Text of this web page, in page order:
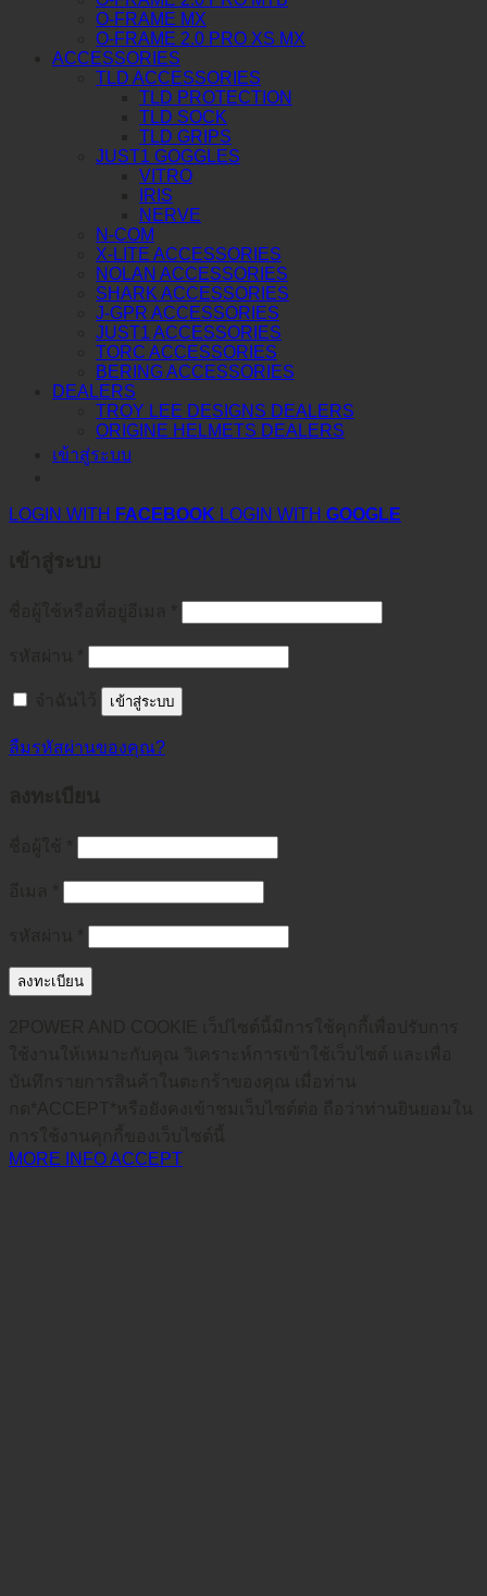
O-FRAME MX
O-FRAME 2.0 PRO XS MX
ACCESSORIES
TLD ACCESSORIES
TLD PROTECTION
TLD SOCK
TLD GRIPS
JUST1 GOGGLES
VITRO
IRIS
NERVE
N-COM
X-LITE ACCESSORIES
NOLAN ACCESSORIES
SHARK ACCESSORIES
J-GPR ACCESSORIES
JUST1 ACCESSORIES
TORC ACCESSORIES
BERING ACCESSORIES
DEALERS
TROY LEE DESIGNS DEALERS
ORIGINE HELMETS DEALERS
เข้าสู่ระบบ
LOGIN WITH FACEBOOK LOGIN WITH GOOGLE
เข้าสู่ระบบ
ลืมรหัสผ่านของคุณ?
ลงทะเบียน
MORE INFOACCEPT